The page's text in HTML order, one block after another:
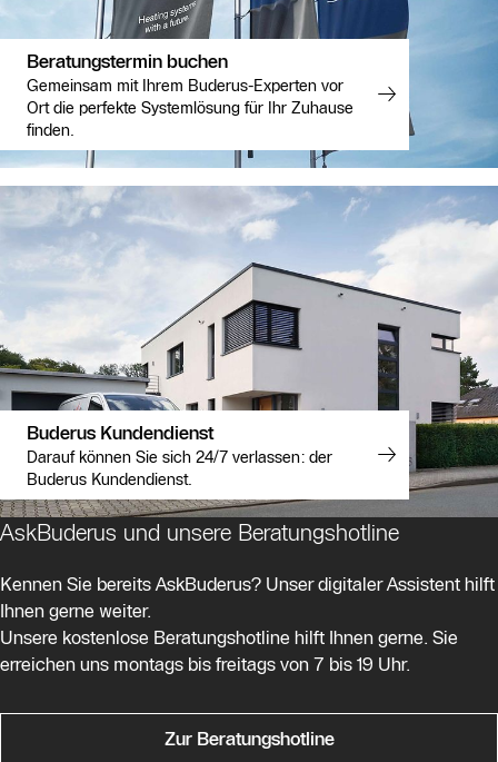
Beratungstermin buchen
Gemeinsam mit Ihrem Buderus-Experten vor
Ort die perfekte Systemlösung für Ihr Zuhause
finden.
Buderus Kundendienst
Darauf können Sie sich 24/7 verlassen: der
Buderus Kundendienst.
AskBuderus und unsere Beratungshotline
Kennen Sie bereits AskBuderus? Unser digitaler Assistent hilft
Ihnen gerne weiter.
Unsere kostenlose Beratungshotline hilft Ihnen gerne. Sie
erreichen uns montags bis freitags von 7 bis 19 Uhr.
Zur Beratungshotline